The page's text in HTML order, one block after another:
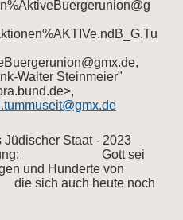
Walter Steinmeier"
Jüdischer Staat - 2023
Gott sei
und Hunderte von
auch heute noch